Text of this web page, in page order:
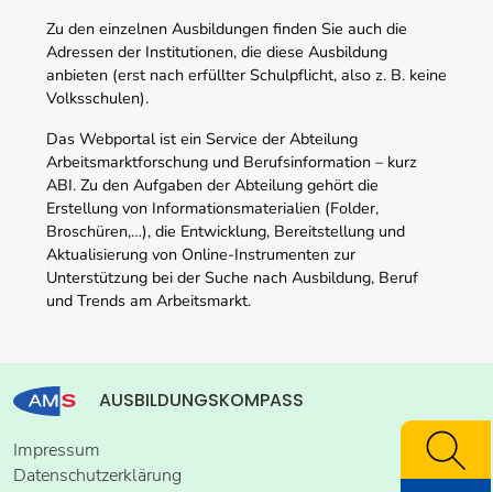
Zu den einzelnen Ausbildungen finden Sie auch die
Adressen der Institutionen, die diese Ausbildung
anbieten (erst nach erfüllter Schulpflicht, also z. B. keine
Volksschulen).
Das Webportal ist ein Service der Abteilung
Arbeitsmarktforschung und Berufsinformation – kurz
ABI. Zu den Aufgaben der Abteilung gehört die
Erstellung von Informationsmaterialien (Folder,
Broschüren,…), die Entwicklung, Bereitstellung und
Aktualisierung von Online-Instrumenten zur
Unterstützung bei der Suche nach Ausbildung, Beruf
und Trends am Arbeitsmarkt.
AUSBILDUNGSKOMPASS
Impressum
Datenschutzerklärung